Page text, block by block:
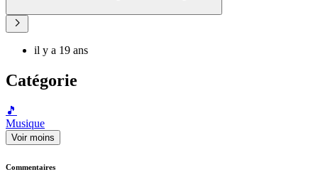
il y a 19 ans
Catégorie
🎵
Musique
Voir moins
Commentaires